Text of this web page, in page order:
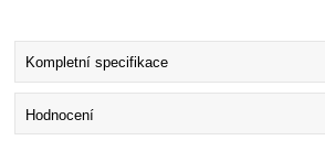
Kompletní specifikace
Hodnocení